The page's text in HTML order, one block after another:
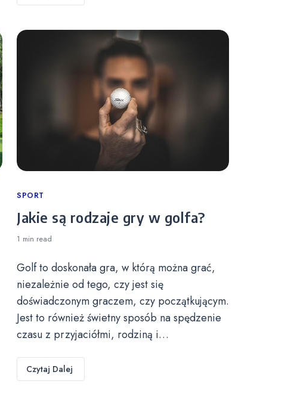
Categories
SPORT
Jakie są rodzaje gry w golfa?
1 min read
Golf to doskonała gra, w którą można grać,
niezależnie od tego, czy jest się
doświadczonym graczem, czy początkującym.
Jest to również świetny sposób na spędzenie
czasu z przyjaciółmi, rodziną i…
Czytaj Dalej